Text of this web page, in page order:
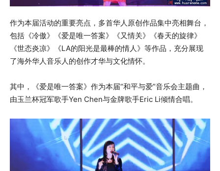
作为本届活动的重要亮点，多首华人原创作品集中亮相舞台，
包括《冷傲》《爱是唯一答案》《又情关》《春天的旋律》
《世态炎凉》《LA的阳光是最棒的情人》等作品，充分展现
了海外华人音乐人的创作才华与文化情怀。
其中，《爱是唯一答案》作为本届“和平与爱”音乐会主题曲，
由玉兰杯冠军歌手Yen Chen与金牌歌手Eric Li倾情合唱。